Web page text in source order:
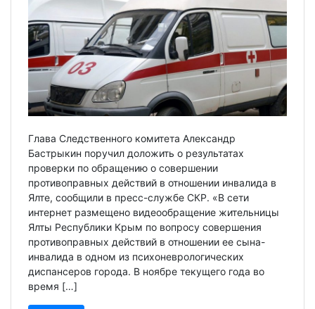
Глава Следственного комитета Александр
Бастрыкин поручил доложить о результатах
проверки по обращению о совершении
противоправных действий в отношении инвалида в
Ялте, сообщили в пресс-службе СКР. «В сети
интернет размещено видеообращение жительницы
Ялты Республики Крым по вопросу совершения
противоправных действий в отношении ее сына-
инвалида в одном из психоневрологических
диспансеров города. В ноябре текущего года во
время […]